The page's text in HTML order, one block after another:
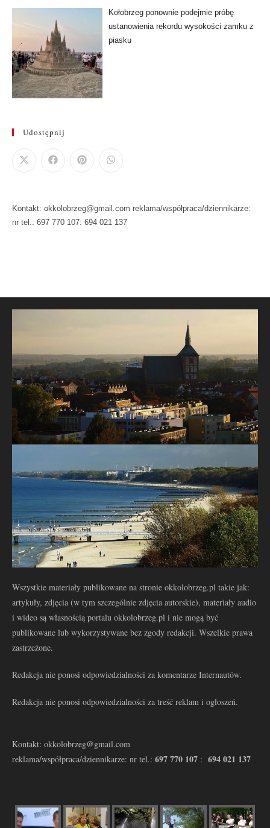
Kołobrzeg ponownie podejmie próbę
ustanowienia rekordu wysokości zamku z
piasku
Udostępnij
Kontakt: okkolobrzeg@gmail.com reklama/współpraca/dziennikarze:
nr tel.: 697 770 107: 694 021 137
Wszystkie materiały publikowane na stronie okkolobrzeg.pl takie jak:
artykuły, zdjęcia (w tym szczególnie zdjęcia autorskie), materiały audio
i wideo są własnością portalu okkolobrzeg.pl i nie mogą być
publikowane lub wykorzystywane bez zgody redakcji. Wszelkie prawa
zastrzeżone.
Redakcja nie ponosi odpowiedzialności za komentarze Internautów.
Redakcja nie ponosi odpowiedzialności za treść reklam i ogłoszeń.
Kontakt: okkolobrzeg@gmail.com
reklama/współpraca/dziennikarze: nr tel.: 697 770 107 : 694 021 137